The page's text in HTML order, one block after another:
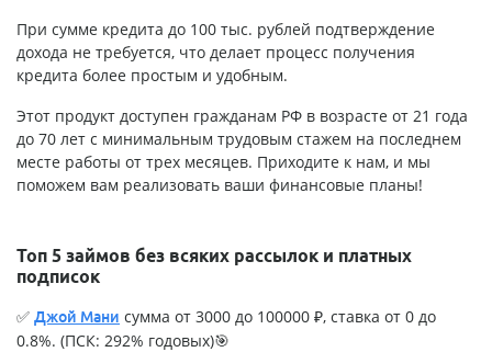
При сумме кредита до 100 тыс. рублей подтверждение
дохода не требуется, что делает процесс получения
кредита более простым и удобным.
Этот продукт доступен гражданам РФ в возрасте от 21 года
до 70 лет с минимальным трудовым стажем на последнем
месте работы от трех месяцев. Приходите к нам, и мы
поможем вам реализовать ваши финансовые планы!
Топ 5 займов без всяких рассылок и платных
подписок
✅ Джой Мани сумма от 3000 до 100000 ₽, ставка от 0 до
0.8%. (ПСК: 292% годовых)🎯